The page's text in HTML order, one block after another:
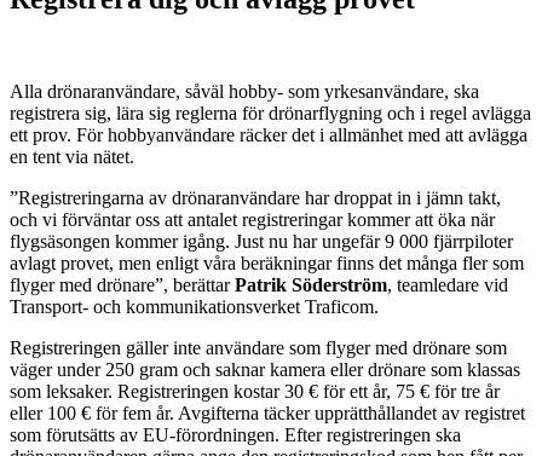
Alla drönaranvändare, såväl hobby- som yrkesanvändare, ska
registrera sig, lära sig reglerna för drönarflygning och i regel avlägga
ett prov. För hobbyanvändare räcker det i allmänhet med att avlägga
en tent via nätet.
”Registreringarna av drönaranvändare har droppat in i jämn takt,
och vi förväntar oss att antalet registreringar kommer att öka när
flygsäsongen kommer igång. Just nu har ungefär 9 000 fjärrpiloter
avlagt provet, men enligt våra beräkningar finns det många fler som
flyger med drönare”, berättarPatrik Söderström, teamledare vid
Transport- och kommunikationsverket Traficom.
Registreringen gäller inte användare som flyger med drönare som
väger under 250 gram och saknar kamera eller drönare som klassas
som leksaker. Registreringen kostar 30 € för ett år, 75 € för tre år
eller 100 € för fem år. Avgifterna täcker upprätthållandet av registret
som förutsätts av EU-förordningen. Efter registreringen ska